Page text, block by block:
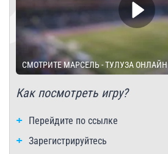
СМОТРИТЕ МАРСЕЛЬ - ТУЛУЗА ОНЛАЙН
Как посмотреть игру?
Перейдите по ссылке
Зарегистрируйтесь